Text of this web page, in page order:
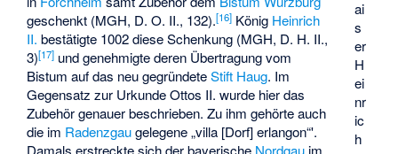
ai
s
er
H
ei
nr
ic
h
geschenkt (MGH, D. O. II., 132).[16] König Heinrich
II. bestätigte 1002 diese Schenkung (MGH, D. H. II.,
3)[17] und genehmigte deren Übertragung vom
Bistum auf das neu gegründeteStift Haug. Im
Gegensatz zur Urkunde Ottos II. wurde hier das
Zubehör genauer beschrieben. Zu ihm gehörte auch
die im Radenzgaugelegene „villa [Dorf] erlangon“'.